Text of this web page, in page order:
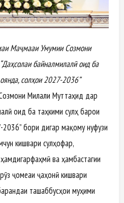
Маҷмааи Умумии Созмони
байналмилалӣ оид ба
солҳои 2027-2036”
Милали Муттаҳид дар
оид ба таҳкими сулҳ барои
бори дигар мақому нуфузи
кишвари сулҳофар,
ва ҳамбастагии
ҷомеаи ҷаҳонӣ кишвари
ташаббусҳои муҳими